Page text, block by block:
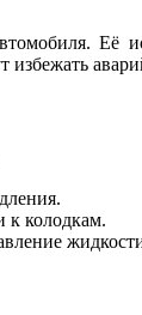
Её
к колодкам.